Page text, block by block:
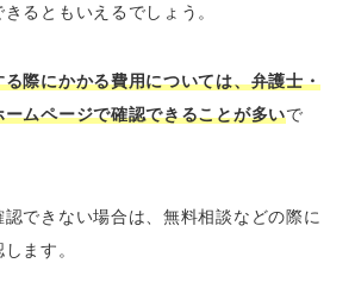
るともいえるでしょう。
際にかかる費用については、弁護士・
ムページで確認できることが多いで
できない場合は、無料相談などの際に
ます。